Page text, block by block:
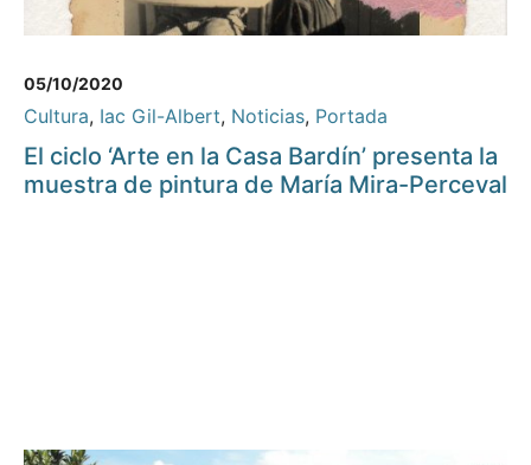
05/10/2020
Cultura, Iac Gil-Albert, Noticias, Portada
El ciclo ‘Arte en la Casa Bardín’ presenta la
muestra de pintura de María Mira-Perceval